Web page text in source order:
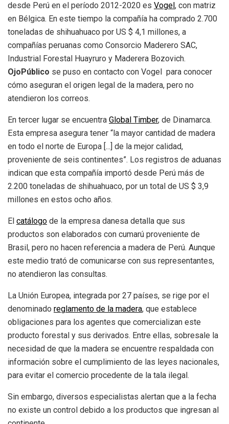
desde Perú en el período 2012-2020 es Vogel , con matriz
en Bélgica. En este tiempo la compañía ha comprado 2.700
toneladas de shihuahuaco por US $ 4,1 millones, a
compañías peruanas como Consorcio Maderero SAC,
Industrial Forestal Huayruro y Maderera Bozovich.
OjoPúblico se puso en contacto con Vogel para conocer
cómo aseguran el origen legal de la madera, pero no
atendieron los correos.
En tercer lugar se encuentra Global Timber, de Dinamarca.
Esta empresa asegura tener “la mayor cantidad de madera
en todo el norte de Europa [...] de la mejor calidad,
proveniente de seis continentes”. Los registros de aduanas
indican que esta compañía importó desde Perú más de
2.200 toneladas de shihuahuaco, por un total de US $ 3,9
millones en estos ocho años.
El catálogo de la empresa danesa detalla que sus
productos son elaborados con cumarú proveniente de
Brasil, pero no hacen referencia a madera de Perú. Aunque
este medio trató de comunicarse con sus representantes,
no atendieron las consultas.
La Unión Europea, integrada por 27 países, se rige por el
denominado reglamento de la madera, que establece
obligaciones para los agentes que comercializan este
producto forestal y sus derivados. Entre ellas, sobresale la
necesidad de que la madera se encuentre respaldada con
información sobre el cumplimiento de las leyes nacionales,
para evitar el comercio procedente de la tala ilegal.
Sin embargo, diversos especialistas alertan que a la fecha
no existe un control debido a los productos que ingresan al